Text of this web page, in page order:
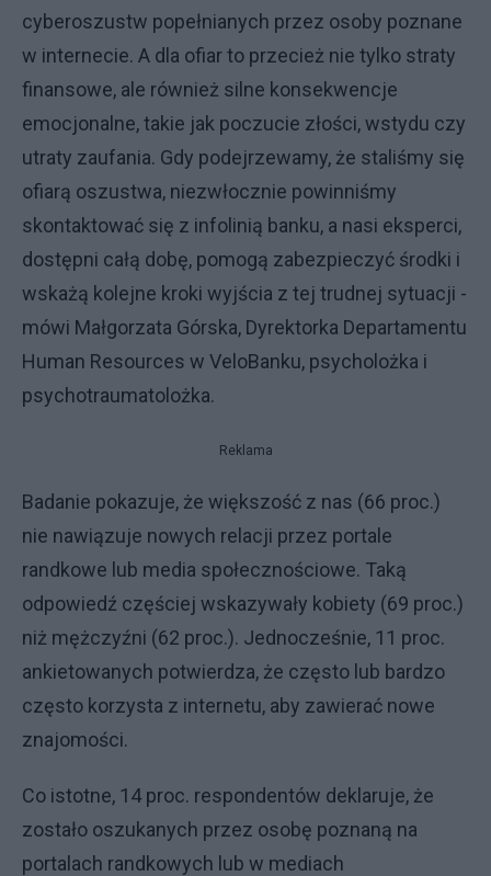
cyberoszustw popełnianych przez osoby poznane
w internecie. A dla ofiar to przecież nie tylko straty
finansowe, ale również silne konsekwencje
emocjonalne, takie jak poczucie złości, wstydu czy
utraty zaufania. Gdy podejrzewamy, że staliśmy się
ofiarą oszustwa, niezwłocznie powinniśmy
skontaktować się z infolinią banku, a nasi eksperci,
dostępni całą dobę, pomogą zabezpieczyć środki i
wskażą kolejne kroki wyjścia z tej trudnej sytuacji -
mówi Małgorzata Górska, Dyrektorka Departamentu
Human Resources w VeloBanku, psycholożka i
psychotraumatolożka.
Reklama
Badanie pokazuje, że większość z nas (66 proc.)
nie nawiązuje nowych relacji przez portale
randkowe lub media społecznościowe. Taką
odpowiedź częściej wskazywały kobiety (69 proc.)
niż mężczyźni (62 proc.). Jednocześnie, 11 proc.
ankietowanych potwierdza, że często lub bardzo
często korzysta z internetu, aby zawierać nowe
znajomości.
Co istotne, 14 proc. respondentów deklaruje, że
zostało oszukanych przez osobę poznaną na
portalach randkowych lub w mediach